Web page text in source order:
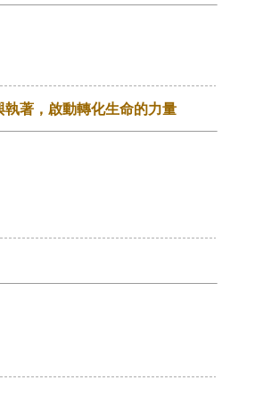
著，啟動轉化生命的力量